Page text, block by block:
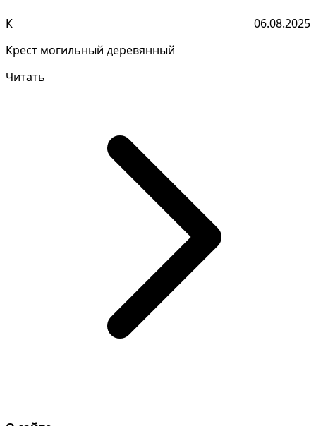
К
06.08.2025
Крест могильный деревянный
Читать